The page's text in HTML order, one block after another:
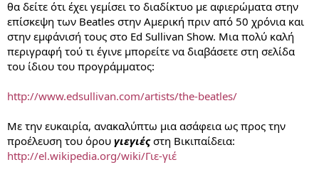
θα δείτε ότι έχει γεμίσει το διαδίκτυο με αφιερώματα στην
επίσκεψη των Beatles στην Αμερική πριν από 50 χρόνια και
στην εμφάνισή τους στο Ed Sullivan Show. Μια πολύ καλή
περιγραφή τού τι έγινε μπορείτε να διαβάσετε στη σελίδα
του ίδιου του προγράμματος:
http://www.edsullivan.com/artists/the-beatles/
Με την ευκαιρία, ανακαλύπτω μια ασάφεια ως προς την
προέλευση του όρου γιεγιέςστη Βικιπαίδεια:
http://el.wikipedia.org/wiki/Γιε-γιέ